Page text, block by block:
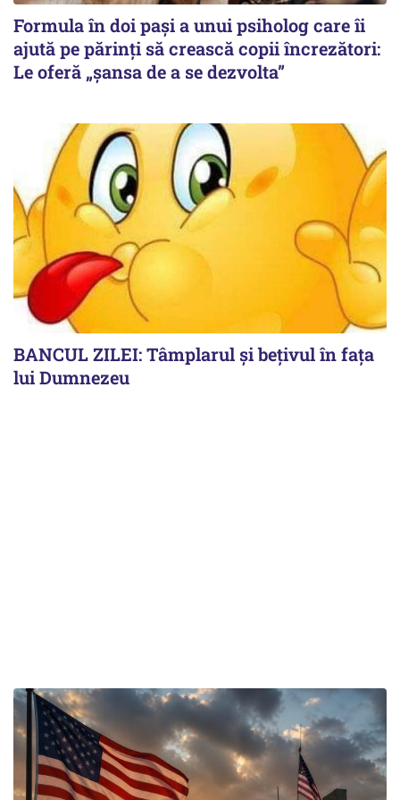
Formula în doi pași a unui psiholog care îi
ajută pe părinți să crească copii încrezători:
Le oferă „șansa de a se dezvolta”
BANCUL ZILEI: Tâmplarul și bețivul în fața
lui Dumnezeu